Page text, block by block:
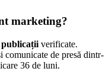
marketing?
publicații verificate.
comunicate de presă dintr-
36 de luni.